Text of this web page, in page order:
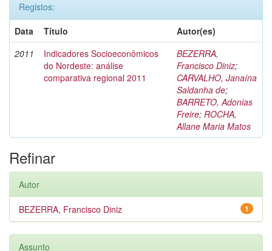
Registos:
Data
Título
Autor(es)
2011
Indicadores Socioeconômicos
do Nordeste: análise
comparativa regional 2011
BEZERRA,
Francisco Diniz;
CARVALHO, Janaína
Saldanha de;
BARRETO, Adonias
Freire; ROCHA,
Allane Maria Matos
Refinar
Autor
1
BEZERRA, Francisco Diniz
Assunto